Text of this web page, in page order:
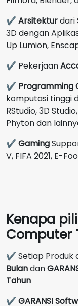
✔ Arsitekturdari
3D dengan
Up Lumion,
✔ Pekerjaan
✔ Programming
komputasi tinggi
RStudio, 3D
Phyton dan
✔ Gaming
V, FIFA 2021, E-
Kenapa
Computer
✔ Setiap Produk
Bulandan
Tahun
✔ GARANSI